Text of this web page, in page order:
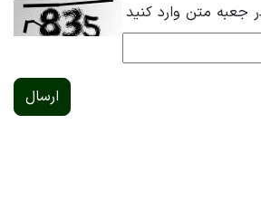
جعبه متن وارد کنید
ارسال